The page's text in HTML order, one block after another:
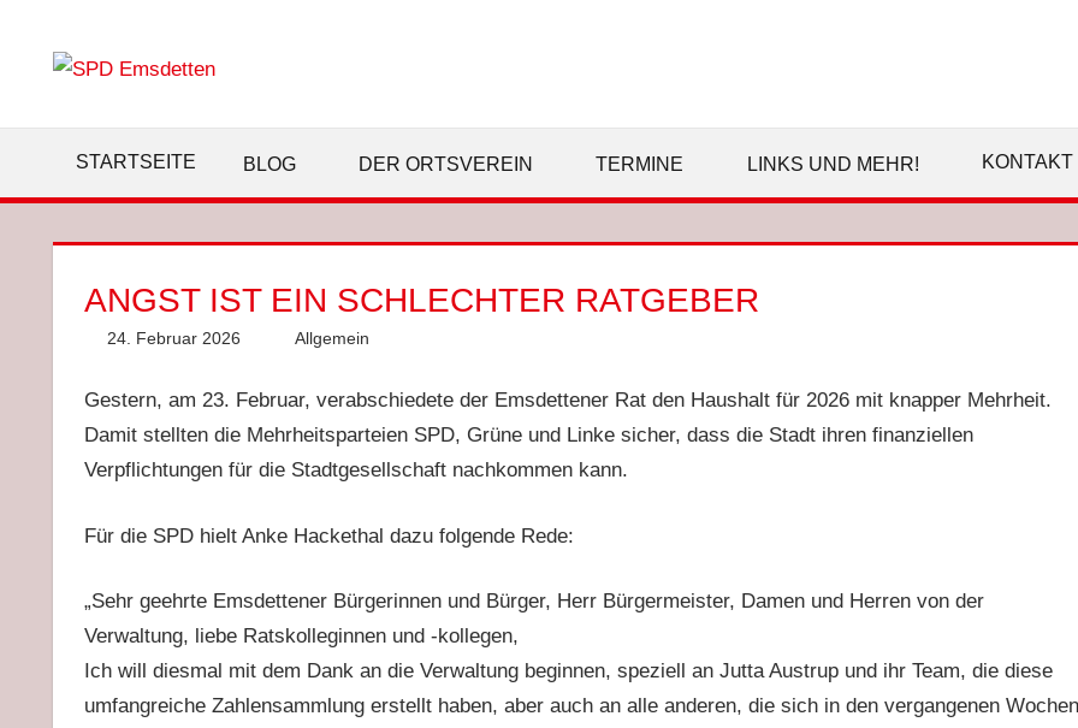
EMSDETTEN
STARTSEITE BLOG DER ORTSVEREIN TERMINE LINKS UND MEHR! KONTAKT
ANGST IST EIN SCHLECHTER RATGEBER
24. Februar 2026 Anke Hackethal
Allgemein
Gestern, am 23. Februar, verabschiedete der Emsdettener Rat den Haushalt für 2026 mit knapper Mehrheit.
Damit stellten die Mehrheitsparteien SPD, Grüne und Linke sicher, dass die Stadt ihren finanziellen
Verpflichtungen für die Stadtgesellschaft nachkommen kann.
Für die SPD hielt Anke Hackethal dazu folgende Rede:
„Sehr geehrte Emsdettener Bürgerinnen und Bürger, Herr Bürgermeister, Damen und Herren von der
Verwaltung, liebe Ratskolleginnen und -kollegen,
Ich will diesmal mit dem Dank an die Verwaltung beginnen, speziell an Jutta Austrup und ihr Team, die diese
umfangreiche Zahlensammlung erstellt haben, aber auch an alle anderen, die sich in den vergangenen Wochen